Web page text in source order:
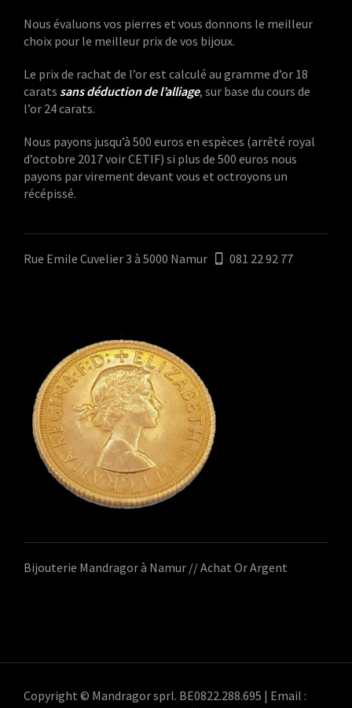
Nous évaluons vos pierres et vous donnons le meilleur
choix pour le meilleur prix de vos bijoux.
Le prix de rachat de l’or est calculé au gramme d’or 18
carats sans déduction de l’alliage, sur base du cours de
l’or 24 carats.
Nous payons jusqu’à 500 euros en espèces (arrêté royal
d’octobre 2017 voir CETIF) si plus de 500 euros nous
payons par virement devant vous et octroyons un
récépissé.
Rue Emile Cuvelier 3 à 5000 Namur 081 22 92 77
Bijouterie Mandragor à Namur // Achat Or Argent
Copyright © Mandragor sprl. BE0822.288.695 | Email :